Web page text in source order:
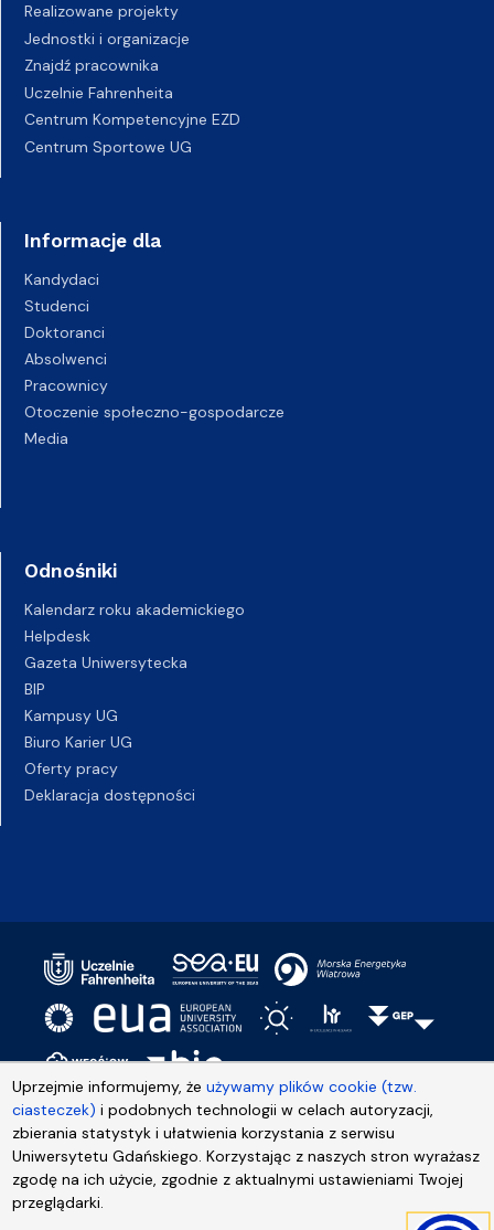
Uprzejmie informujemy, żeużywamy plików cookie (tzw.
ciasteczek) i podobnych technologii w celach autoryzacji,
zbierania statystyk i ułatwienia korzystania z serwisu
Uniwersytetu Gdańskiego. Korzystając z naszych stron wyrażasz
zgodę na ich użycie, zgodnie z aktualnymi ustawieniami Twojej
przeglądarki.
Realizowane projekty
Jednostki i organizacje
Znajdź pracownika
Uczelnie Fahrenheita
Centrum Kompetencyjne EZD
Centrum Sportowe UG
Informacje dla
Kandydaci
Studenci
Doktoranci
Absolwenci
Pracownicy
Otoczenie społeczno-gospodarcze
Media
Odnośniki
Kalendarz roku akademickiego
Helpdesk
Gazeta Uniwersytecka
BIP
Kampusy UG
Biuro Karier UG
Oferty pracy
Deklaracja dostępności